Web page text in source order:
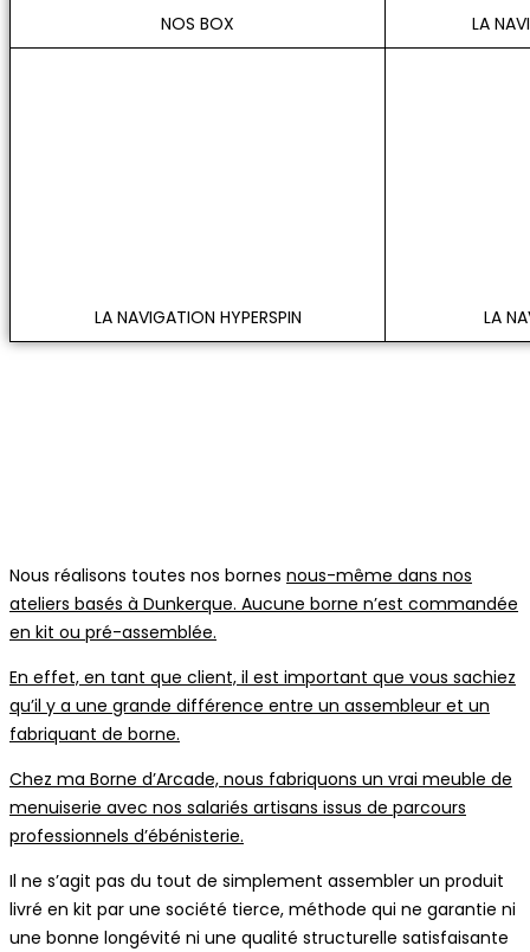
NOS BOX LA
LA NAVIGATION HYPERSPIN LA
Nous réalisons toutes nos bornes nous-même dans nos
ateliers basés à Dunkerque. Aucune borne n’est commandée
en kit ou pré-assemblée.
En effet, en tant que client, il est important que vous sachiez
qu’il y a une grande différence entre un assembleur et un
fabriquant de borne.
Chez ma Borne d’Arcade, nous fabriquons un vrai meuble de
menuiserie avec nos salariés artisans issus de parcours
professionnels d’ébénisterie.
Il ne s’agit pas du tout de simplement assembler un produit
livré en kit par une société tierce, méthode qui ne garantie ni
une bonne longévité ni une qualité structurelle satisfaisante